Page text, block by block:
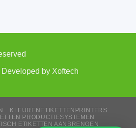
by Xoftech
KLEURENETIKETTENPRINTERS
PRODUCTIESYSTEMEN
ETIKETTEN AANBRENGEN